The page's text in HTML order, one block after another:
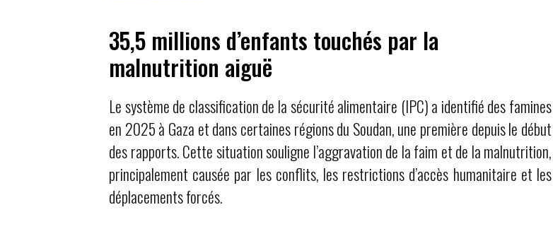
35,5 millions d’enfants touchés par la
malnutrition aiguë
Le système de classification de la sécurité alimentaire (IPC) a identifié des famines
en 2025 à Gaza et dans certaines régions du Soudan, une première depuis le début
des rapports. Cette situation souligne l’aggravation de la faim et de la malnutrition,
principalement causée par les conflits, les restrictions d’accès humanitaire et les
déplacements forcés.